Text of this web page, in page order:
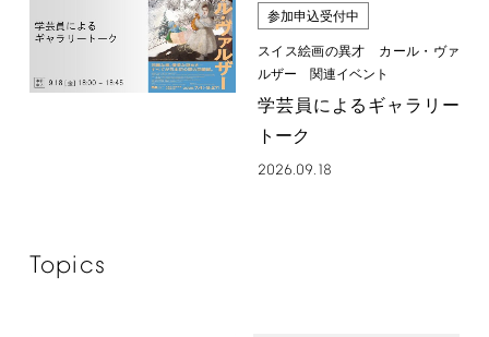
参加申込受付中
スイス絵画の異才 カール・ヴァ
ルザー 関連イベント
学芸員によるギャラリー
トーク
2026.09.18
Topics